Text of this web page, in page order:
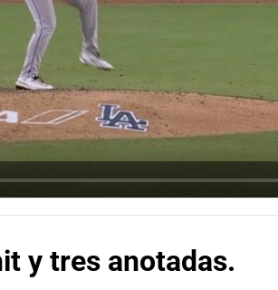
y tres anotadas.